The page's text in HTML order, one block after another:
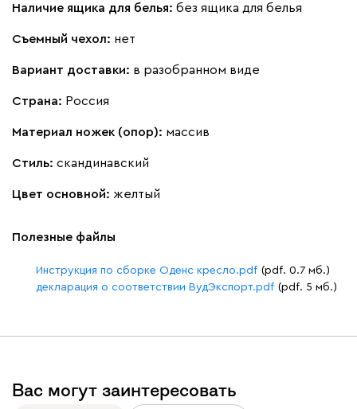
Наличие ящика для белья: без ящика для белья
Съемный чехол: нет
Вариант доставки: в разобранном виде
Страна: Россия
Материал ножек (опор): массив
Стиль: скандинавский
Цвет основной: желтый
Полезные файлы
Инструкция по сборке Оденс кресло.pdf (pdf. 0.7 мб.)
декларация о соответствии ВудЭкспорт.pdf (pdf. 5 мб.)
Вас могут заинтересовать